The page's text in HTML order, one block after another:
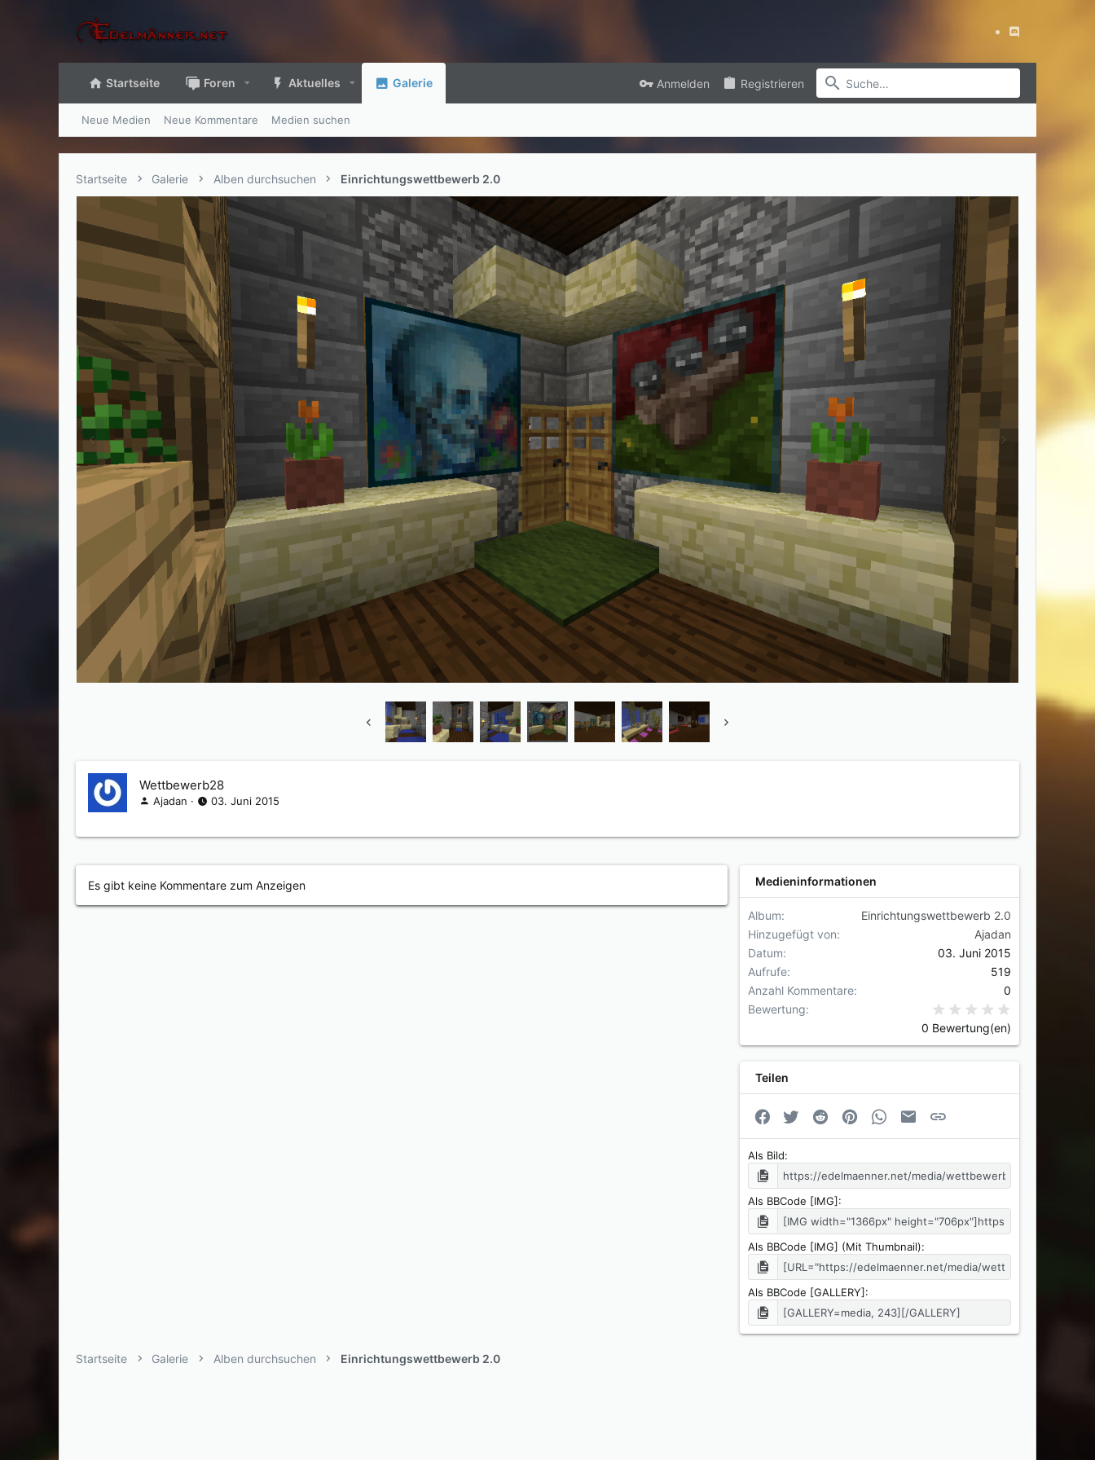
Startseite Foren Aktuelles Galerie Anmelden Registrieren
Neue Medien Neue Kommentare Medien suchen
Startseite Galerie Alben durchsuchen Einrichtungswettbewerb 2.0
Wettbewerb28
Ajadan 03. Juni 2015
Es gibt keine Kommentare zum Anzeigen Medieninformationen
Album
Einrichtungswettbewerb 2.0
Hinzugefügt von
Ajadan
Datum
03. Juni 2015
Aufrufe
519
Anzahl Kommentare
0
Bewertung
0 Bewertung(en)
Teilen
Facebook
Twitter Reddit PinterestWhatsApp
E-Mail
Als Bild
Als BBCode [IMG]
Als BBCode [IMG] (Mit Thumbnail)
Als BBCode [GALLERY]
Startseite Galerie Alben durchsuchen Einrichtungswettbewerb 2.0